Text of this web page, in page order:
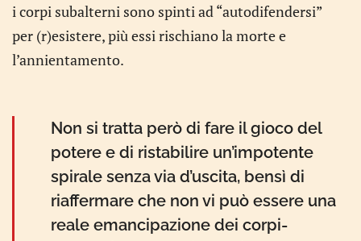
i corpi subalterni sono spinti ad “autodifendersi”
per (r)esistere, più essi rischiano la morte e
l’annientamento.
Non si tratta però di fare il gioco del
potere e di ristabilire un’impotente
spirale senza via d’uscita, bensì di
riaffermare che non vi può essere una
reale emancipazione dei corpi-